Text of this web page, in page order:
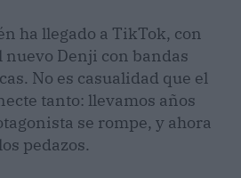
ha llegado a TikTok, con
nuevo Denji con bandas
No es casualidad que el
tanto: llevamos años
se rompe, y ahora
pedazos.